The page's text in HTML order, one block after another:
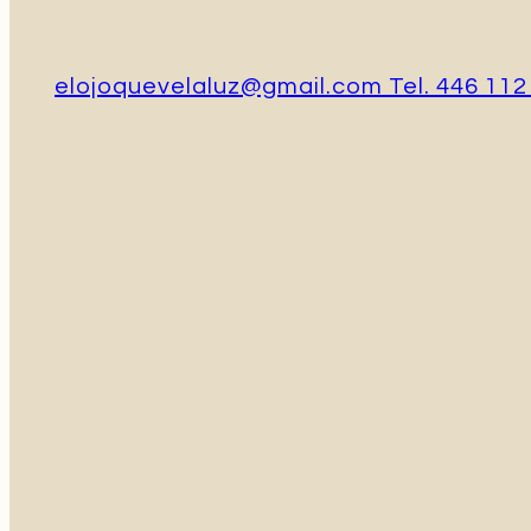
elojoquevelaluz@gmail.com Tel. 446